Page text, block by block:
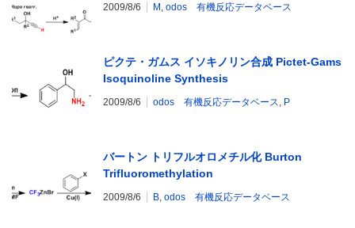
2009/8/6 M odos 有機反応データベース
ピクテ・ガムス イソキノリン合成 Pictet-Gams
Isoquinoline Synthesis
2009/8/6 odos 有機反応データベース P
バートン トリフルオロメチル化 Burton
Trifluoromethylation
2009/8/6 B odos 有機反応データベース